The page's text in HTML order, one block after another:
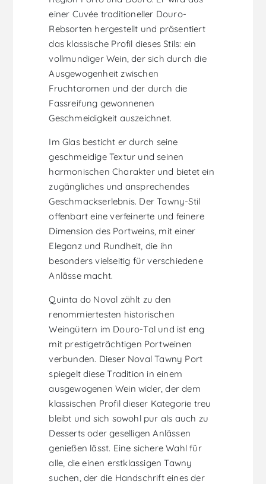
einer Cuvée traditioneller Douro-
Rebsorten hergestellt und präsentiert
das klassische Profil dieses Stils: ein
vollmundiger Wein, der sich durch die
Ausgewogenheit zwischen
Fruchtaromen und der durch die
Fassreifung gewonnenen
Geschmeidigkeit auszeichnet.
Im Glas besticht er durch seine
geschmeidige Textur und seinen
harmonischen Charakter und bietet ein
zugängliches und ansprechendes
Geschmackserlebnis. Der Tawny-Stil
offenbart eine verfeinerte und feinere
Dimension des Portweins, mit einer
Eleganz und Rundheit, die ihn
besonders vielseitig für verschiedene
Anlässe macht.
Quinta do Noval zählt zu den
renommiertesten historischen
Weingütern im Douro-Tal und ist eng
mit prestigeträchtigen Portweinen
verbunden. Dieser Noval Tawny Port
spiegelt diese Tradition in einem
ausgewogenen Wein wider, der dem
klassischen Profil dieser Kategorie treu
bleibt und sich sowohl pur als auch zu
Desserts oder geselligen Anlässen
genießen lässt. Eine sichere Wahl für
alle, die einen erstklassigen Tawny
suchen, der die Handschrift eines der